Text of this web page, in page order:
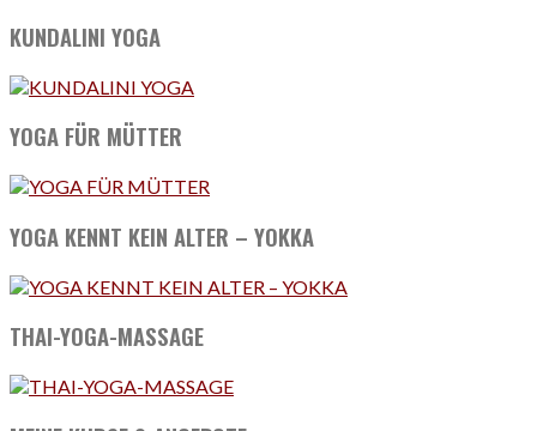
KUNDALINI YOGA
YOGA FÜR MÜTTER
YOGA KENNT KEIN ALTER – YOKKA
THAI-YOGA-MASSAGE